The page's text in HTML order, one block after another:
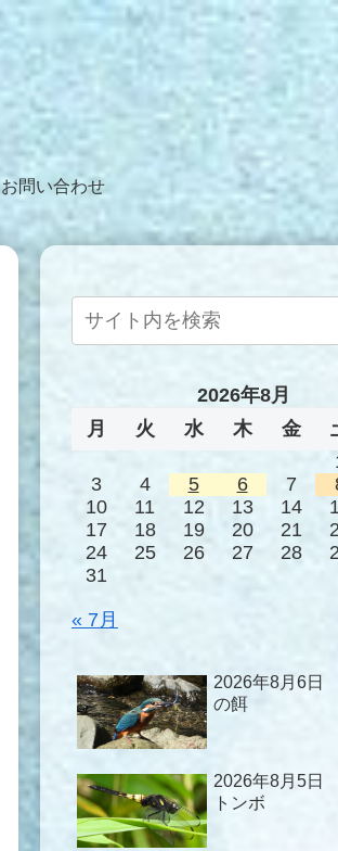
お問い合わせ
2026年8月
月
火 水 木 金
3
4 5 6 7
10
11 12 13 14
17
18 19 20 21
24
25 26 27 28
31
« 7月
2026年8月6日
の餌
2026年8月5日
トンボ